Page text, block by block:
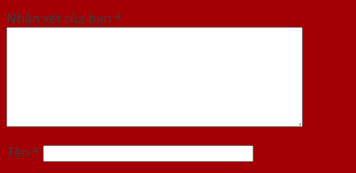
Nhận xét của bạn *
Tên *